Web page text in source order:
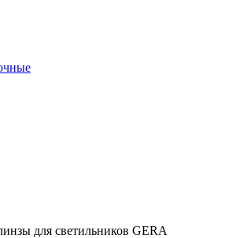
для светильников GERA